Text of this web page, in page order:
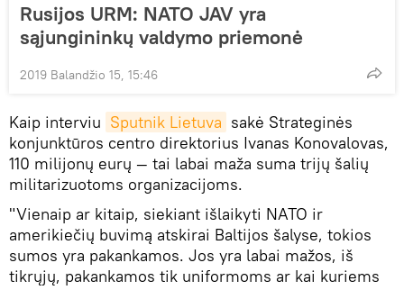
Rusijos URM: NATO JAV yra
sąjungininkų valdymo priemonė
2019 Balandžio 15, 15:46
Kaip interviu Sputnik Lietuva sakė Strateginės
konjunktūros centro direktorius Ivanas Konovalovas,
110 milijonų eurų — tai labai maža suma trijų šalių
militarizuotoms organizacijoms.
"Vienaip ar kitaip, siekiant išlaikyti NATO ir
amerikiečių buvimą atskirai Baltijos šalyse, tokios
sumos yra pakankamos. Jos yra labai mažos, iš
tikrųjų, pakankamos tik uniformoms ar kai kuriems